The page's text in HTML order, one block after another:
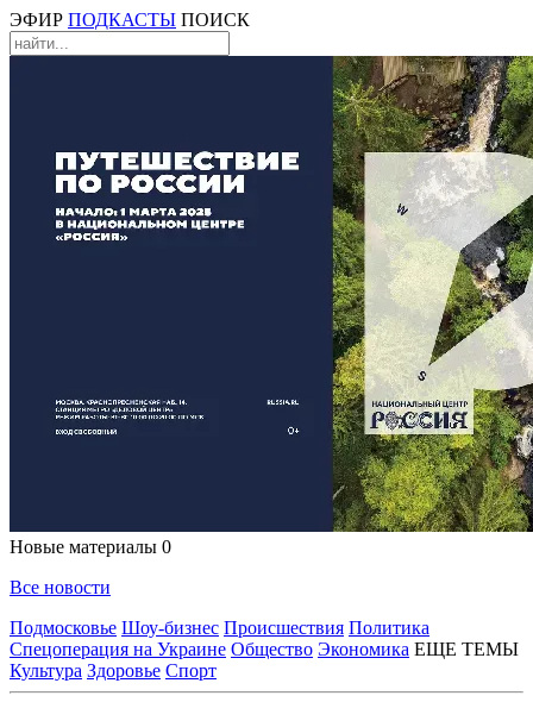
ЭФИР ПОДКАСТЫ ПОИСК
Новые материалы 0
Все новости
Подмосковье Шоу-бизнес Происшествия Политика
Спецоперация на Украине Общество Экономика ЕЩЕ ТЕМЫ
Культура Здоровье Спорт